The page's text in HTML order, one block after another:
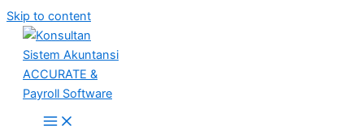
Skip to content